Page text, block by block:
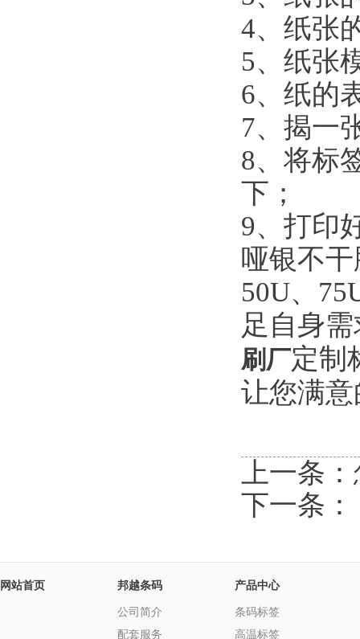
4、纸张
5、纸张
6、纸的
7、揭一
8、将标
下；
9、打印
哑银不
50U、
足自身
刷厂定制
让您满
上一条：
下一条：
网站首页 邦越条码
公司简介
配套服务
产品中心
条码标签
高温标签